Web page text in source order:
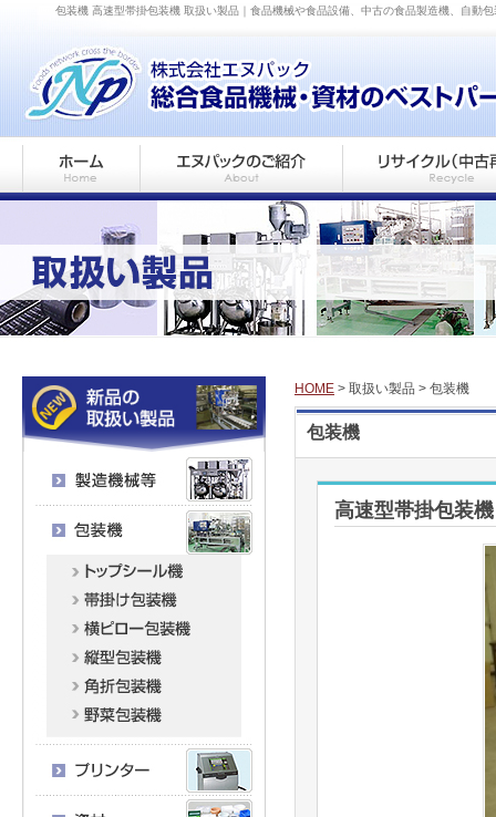
包装機 高速型帯掛包装機 取扱い製品｜食品機械や食品設備、中古の食品製造機、自動
HOME > 取扱い製品 > 包装機
包装機
高速型帯掛包装機